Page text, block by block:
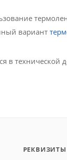
вариант
технической
РЕКВИЗИТЫ